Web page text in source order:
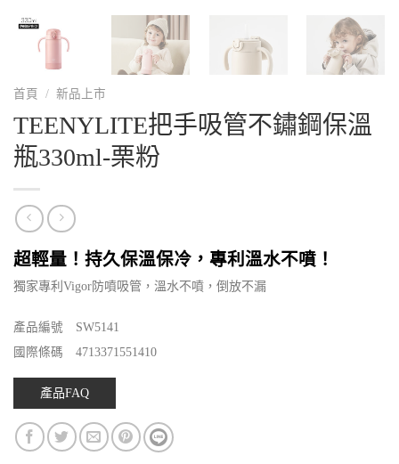
首頁 / 新品上市
TEENYLITE把手吸管不鏽鋼保溫
瓶330ml-栗粉
超輕量！持久保溫保冷，專利溫水不噴！
獨家專利Vigor防噴吸管，溫水不噴，倒放不漏
產品編號 SW5141
國際條碼 4713371551410
產品FAQ